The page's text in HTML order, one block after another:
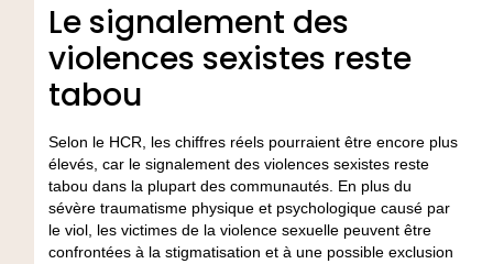
Le signalement des
violences sexistes reste
tabou
Selon le HCR, les chiffres réels pourraient être encore plus
élevés, car le signalement des violences sexistes reste
tabou dans la plupart des communautés. En plus du
sévère traumatisme physique et psychologique causé par
le viol, les victimes de la violence sexuelle peuvent être
confrontées à la stigmatisation et à une possible exclusion